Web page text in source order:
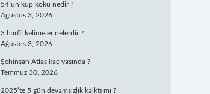
54’ün küp kökü nedir ?
Ağustos 3, 2026
3 harfli kelimeler nelerdir ?
Ağustos 3, 2026
Şehinşah Atlas kaç yaşında ?
Temmuz 30, 2026
2025’te 5 gün devamsızlık kalktı mı ?